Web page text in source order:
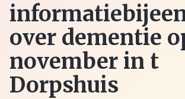
over dementie
november in t
Dorpshuis